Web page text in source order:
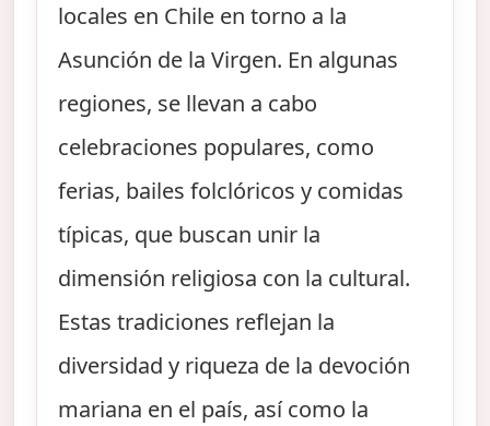
locales en Chile en torno a la
Asunción de la Virgen. En algunas
regiones, se llevan a cabo
celebraciones populares, como
ferias, bailes folclóricos y comidas
típicas, que buscan unir la
dimensión religiosa con la cultural.
Estas tradiciones reflejan la
diversidad y riqueza de la devoción
mariana en el país, así como la